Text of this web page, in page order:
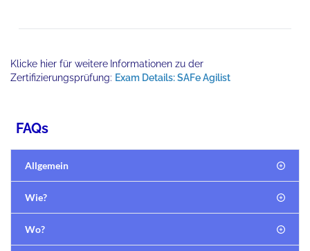
Klicke hier für weitere Informationen zu der
Zertifizierungsprüfung: Exam Details: SAFe Agilist
FAQs
Allgemein
Wie?
Wo?